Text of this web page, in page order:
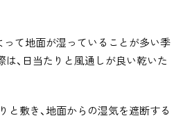
って地面が湿っていることが多い季
、日当たりと風通しが良い乾いた
と敷き、地面からの湿気を遮断する